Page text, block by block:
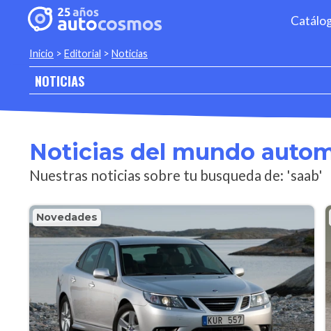
Inicio > Editorial > Noticias
NOTICIAS
Noticias del mundo
Nuestras noticias sobre tu busqueda de: 'saab'
Novedades